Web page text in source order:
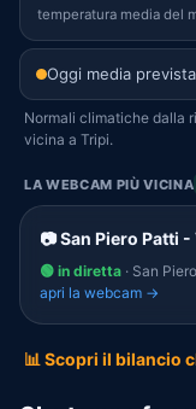
temperatura media del
Oggi media
Normali climatiche dalla
vicina a Tripi.
LA WEBCAM PIÙ VICINA
📷 San Piero Patti
🟢 in diretta · San
apri la webcam →
📊 Scopri il bilancio